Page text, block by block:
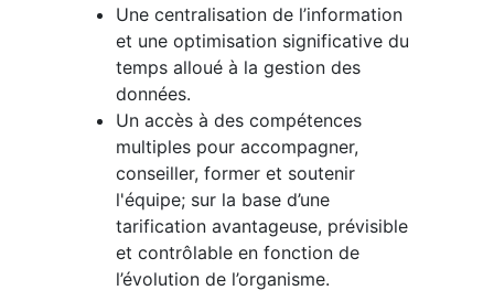
Une centralisation de l’information
et une optimisation significative du
temps alloué à la gestion des
données.
Un accès à des compétences
multiples pour accompagner,
conseiller, former et soutenir
l'équipe; sur la base d’une
tarification avantageuse, prévisible
et contrôlable en fonction de
l’évolution de l’organisme.